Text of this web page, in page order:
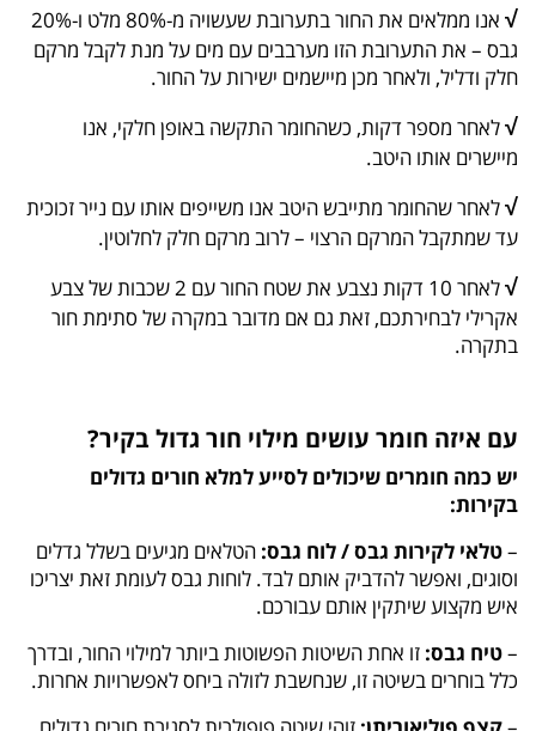
√
אנו ממלאים את החור בתערובת שעשויה מ-80% מלט ו-20%
גבס – את התערובת הזו מערבבים עם מים על מנת לקבל מרקם
חלק ודליל, ולאחר מכן מיישמים ישירות על החור.
√לאחר מספר דקות, כשהחומר התקשה באופן חלקי, אנו
מיישרים אותו היטב.
√לאחר שהחומר מתייבש היטב אנו משייפים אותו עם נייר זכוכית
עד שמתקבל המרקם הרצוי – לרוב מרקם חלק לחלוטין.
√
לאחר 10 דקות נצבע את שטח החור עם 2 שכבות של צבע
אקרילי לבחירתכם, זאת גם אם מדובר במקרה של סתימת חור
בתקרה.
עם איזה חומר עושים מילוי חור גדול בקיר?
יש כמה חומרים שיכולים לסייע למלא חורים גדולים
בקירות:
–טלאי לקירות גבס / לוח גבס: הטלאים מגיעים בשלל גדלים
וסוגים, ואפשר להדביק אותם לבד. לוחות גבס לעומת זאת יצריכו
איש מקצוע שיתקין אותם עבורכם.
–טיח גבס: זו אחת השיטות הפשוטות ביותר למילוי החור, ובדרך
כלל בוחרים בשיטה זו, שנחשבת לזולה ביחס לאפשרויות אחרות.